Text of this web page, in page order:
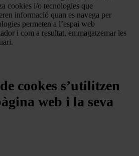
cookies i/o tecnologies que
informació quan es navega per
permeten a l’espai web
i com a resultat, emmagatzemar les
cookes s’utilitzen
web i la seva